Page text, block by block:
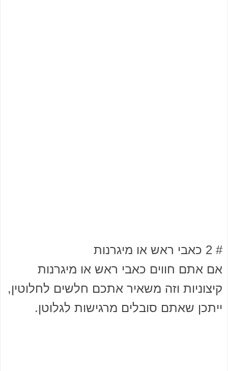
# 2 כאבי ראש או מיגרנות
אם אתם חווים כאבי ראש או מיגרנות
קיצוניות וזה משאיר אתכם חלשים לחלוטין,
ייתכן שאתם סובלים מרגישות לגלוטן.